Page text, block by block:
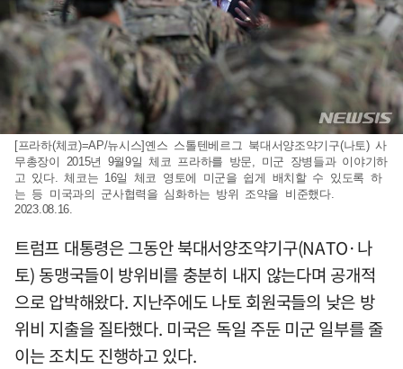
[프라하(체코)=AP/뉴시스]옌스 스톨텐베르그 북대서양조약기구(나토) 사
무총장이 2015년 9월9일 체코 프라하를 방문, 미군 장병들과 이야기하
고 있다. 체코는 16일 체코 영토에 미군을 쉽게 배치할 수 있도록 하
는 등 미국과의 군사협력을 심화하는 방위 조약을 비준했다.
2023.08.16.
트럼프 대통령은 그동안 북대서양조약기구(NATO·나
토) 동맹국들이 방위비를 충분히 내지 않는다며 공개적
으로 압박해왔다. 지난주에도 나토 회원국들의 낮은 방
위비 지출을 질타했다. 미국은 독일 주둔 미군 일부를 줄
이는 조치도 진행하고 있다.